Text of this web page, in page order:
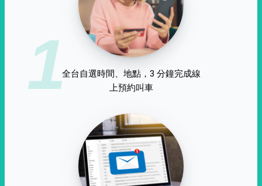
1全台自選時間、地點，3 分鐘完成線
上預約叫車